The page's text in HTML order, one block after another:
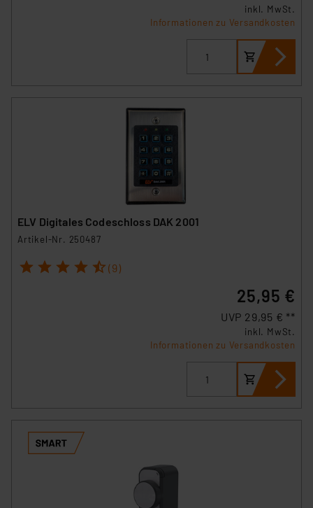
inkl. MwSt.
Informationen zu Versandkosten
ELV Digitales Codeschloss DAK 2001
Artikel-Nr. 250487
1 2 3 4 5 (9)
25,95 €
UVP 29,95 € **
inkl. MwSt.
Informationen zu Versandkosten